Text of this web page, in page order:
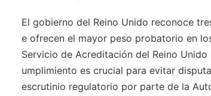
El gobierno del Reino Unido reconoce
e ofrecen el mayor peso probatorio en
Servicio de Acreditación del Reino
umplimiento es crucial para evitar
escrutinio regulatorio por parte de la